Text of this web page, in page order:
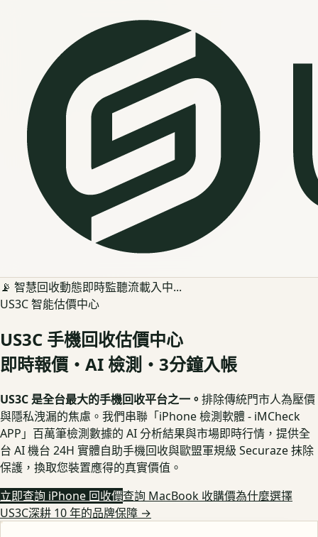
📡 智慧回收動態即時監聽流載入中...
US3C 智能估價中心
US3C 手機回收估價中心
即時報價・AI 檢測・3分鐘入帳
US3C 是全台最大的手機回收平台之一。 排除傳統門市人為壓價
與隱私洩漏的焦慮。我們串聯「iPhone 檢測軟體 - iMCheck
APP」百萬筆檢測數據的 AI 分析結果與市場即時行情，提供全
台 AI 機台 24H 實體自助手機回收與歐盟軍規級 Securaze 抹除
保護，換取您裝置應得的真實價值。
立即查詢 iPhone 回收價查詢 MacBook 收購價為什麼選擇
US3C深耕 10 年的品牌保障 →